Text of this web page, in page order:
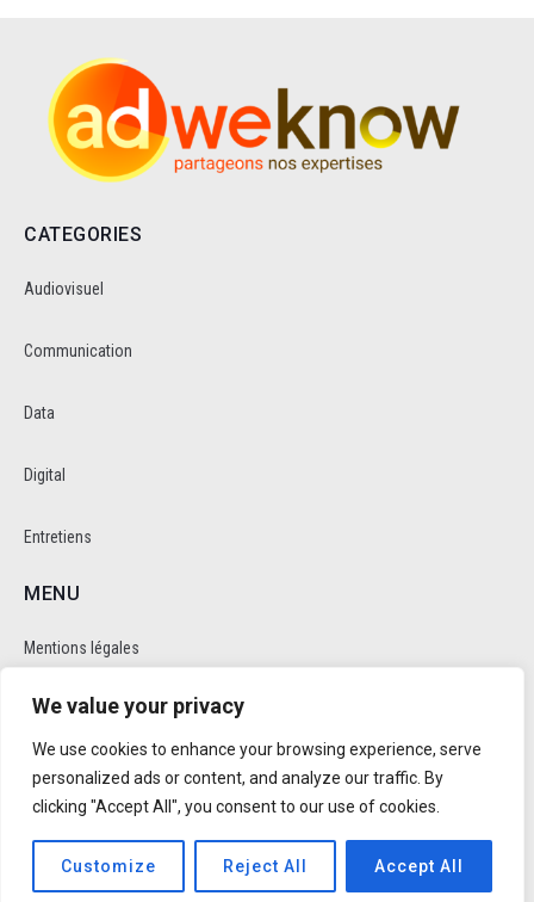
We value your privacy
We use cookies to enhance your browsing experience, serve
personalized ads or content, and analyze our traffic. By
clicking "Accept All", you consent to our use of cookies.
Customize Reject All Accept All
CATEGORIES
Audiovisuel
Communication
Data
Digital
Entretiens
MENU
Mentions légales
Politique de cookie et de confidentalité
RÉSEAUX SOCIAUX
Réalisé parTrusty Studio